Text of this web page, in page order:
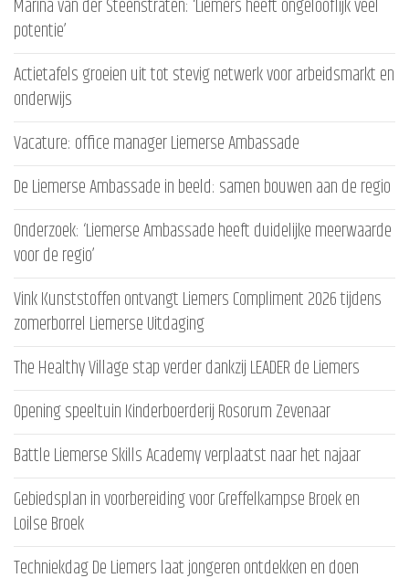
Marina van der Steenstraten: ‘Liemers heeft ongelooflijk veel
potentie’
Actietafels groeien uit tot stevig netwerk voor arbeidsmarkt en
onderwijs
Vacature: office manager Liemerse Ambassade
De Liemerse Ambassade in beeld: samen bouwen aan de regio
Onderzoek: ‘Liemerse Ambassade heeft duidelijke meerwaarde
voor de regio’
Vink Kunststoffen ontvangt Liemers Compliment 2026 tijdens
zomerborrel Liemerse Uitdaging
The Healthy Village stap verder dankzij LEADER de Liemers
Opening speeltuin Kinderboerderij Rosorum Zevenaar
Battle Liemerse Skills Academy verplaatst naar het najaar
Gebiedsplan in voorbereiding voor Greffelkampse Broek en
Loilse Broek
Techniekdag De Liemers laat jongeren ontdekken en doen